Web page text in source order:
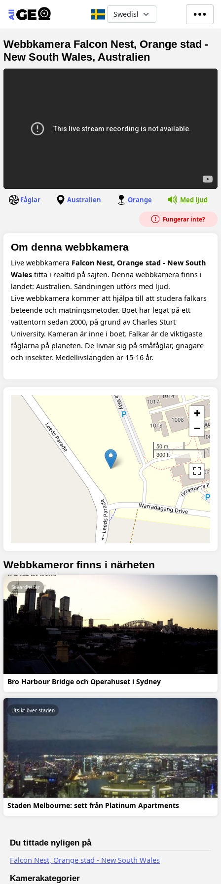
Hoppa till huvudinnehåll
Select your language
Webbkamera Falcon Nest, Orange stad -
New South Wales, Australien
Fåglar Australien Orange Med ljud
Fungerar inte?
Om denna webbkamera
Live webbkamera Falcon Nest, Orange stad - New South
Wales titta i realtid på sajten. Denna webbkamera finns i
landet: Australien. Sändningen utförs med ljud.
Live webbkamera kommer att hjälpa till att studera falkars
beteende och matningsmetoder. Boet har legat på ett
vattentorn sedan 2000, på grund av Charles Sturt
University. Kameran är inne i boet. Falkar är de viktigaste
fåglarna på planeten. De livnär sig på småfåglar, gnagare
och insekter. Medellivslängden är 15-16 år.
+
−
50 m
300 ft
Webbkameror finns i närheten
Bro Harbour Bridge och Operahuset i Sydney
Sevärdheter
Staden Melbourne: sett från Platinum Apartments
Utsikt över staden
Du tittade nyligen på
Falcon Nest, Orange stad - New South Wales
Kamerakategorier